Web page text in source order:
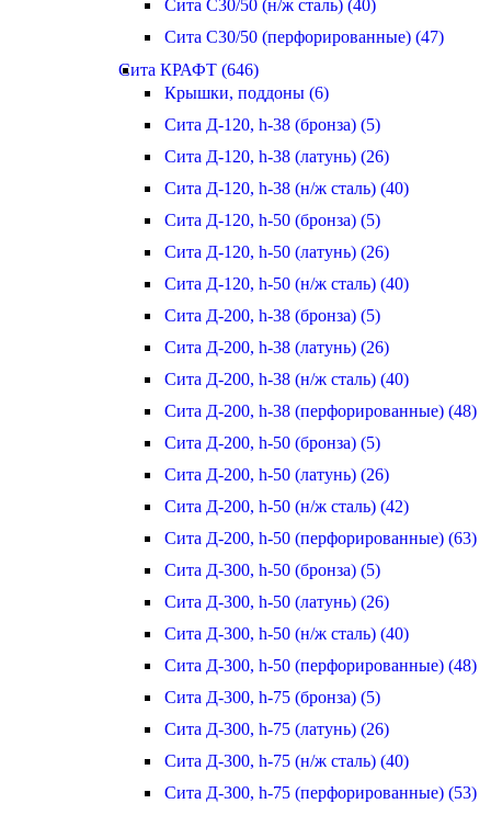
Сита С30/50 (н/ж сталь) (40)
Сита С30/50 (перфорированные) (47)
Сита КРАФТ (646)
Крышки, поддоны (6)
Сита Д-120, h-38 (бронза) (5)
Сита Д-120, h-38 (латунь) (26)
Сита Д-120, h-38 (н/ж сталь) (40)
Сита Д-120, h-50 (бронза) (5)
Сита Д-120, h-50 (латунь) (26)
Сита Д-120, h-50 (н/ж сталь) (40)
Сита Д-200, h-38 (бронза) (5)
Сита Д-200, h-38 (латунь) (26)
Сита Д-200, h-38 (н/ж сталь) (40)
Сита Д-200, h-38 (перфорированные) (48)
Сита Д-200, h-50 (бронза) (5)
Сита Д-200, h-50 (латунь) (26)
Сита Д-200, h-50 (н/ж сталь) (42)
Сита Д-200, h-50 (перфорированные) (63)
Сита Д-300, h-50 (бронза) (5)
Сита Д-300, h-50 (латунь) (26)
Сита Д-300, h-50 (н/ж сталь) (40)
Сита Д-300, h-50 (перфорированные) (48)
Сита Д-300, h-75 (бронза) (5)
Сита Д-300, h-75 (латунь) (26)
Сита Д-300, h-75 (н/ж сталь) (40)
Сита Д-300, h-75 (перфорированные) (53)